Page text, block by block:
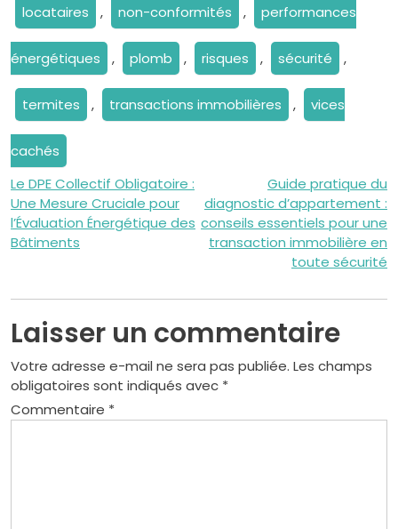
locataires , non-conformités , performances
énergétiques , plomb , risques , sécurité ,
termites , transactions immobilières , vices
cachés
Navigation
de
l’article
Le DPE Collectif Obligatoire :
Une Mesure Cruciale pour
l’Évaluation Énergétique des
Bâtiments
Guide pratique du
diagnostic d’appartement :
conseils essentiels pour une
transaction immobilière en
toute sécurité
Laisser un commentaire
Votre adresse e-mail ne sera pas publiée. Les champs
obligatoires sont indiqués avec *
Commentaire *